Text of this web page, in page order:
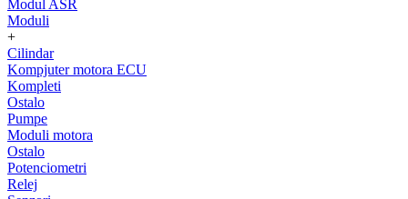
Modul ASR
Moduli
+
Cilindar
Kompjuter motora ECU
Kompleti
Ostalo
Pumpe
Moduli motora
Ostalo
Potenciometri
Relej